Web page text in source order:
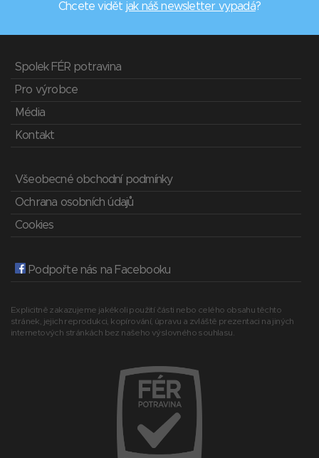
Chcete vidět jak náš newsletter vypadá?
Spolek FÉR potravina
Pro výrobce
Média
Kontakt
Všeobecné obchodní podmínky
Ochrana osobních údajů
Cookies
Podpořte nás na Facebooku
Explicitně zakazujeme jakékoli použití části nebo celého obsahu těchto
stránek, jejich reprodukci, kopírování, úpravu a zvláště prezentaci na jiných
internetových stránkách bez našeho výslovného souhlasu.